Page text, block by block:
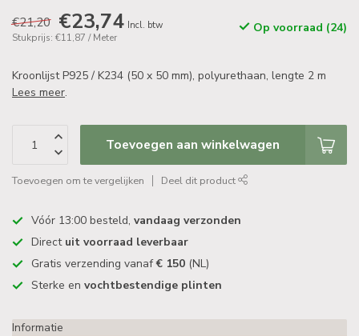
€21,20 €23,74 Incl. btw
Stukprijs: €11,87 / Meter
Op voorraad (24)
Kroonlijst P925 / K234 (50 x 50 mm), polyurethaan, lengte 2 m
Lees meer.
Toevoegen aan winkelwagen
Toevoegen om te vergelijken Deel dit product
Vóór 13:00 besteld, vandaag verzonden
Direct uit voorraad leverbaar
Gratis verzending vanaf€ 150 (NL)
Sterke en vochtbestendige plinten
Informatie